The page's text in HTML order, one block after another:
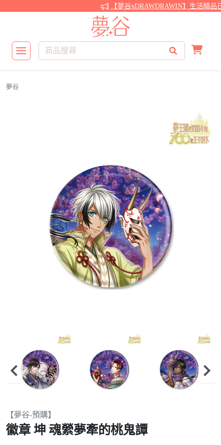
【夢谷xDRAWDRAWIN】生活精品
夢谷
Item
2
of
【夢谷-預購】
徽章 坤 魂縈夢牽的桃鬼譚